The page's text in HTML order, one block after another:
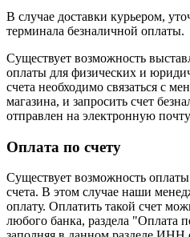
В случае доставки курьером,
терминала безналичной оплаты.
Существует возможность
оплаты для физических и
счета необходимо связаться с
магазина, и запросить счет
отправлен на электронную
Оплата по счету
Существует возможность
счета. В этом случае наши
оплату. Оплатить такой счет
любого банка, раздела "Оплата